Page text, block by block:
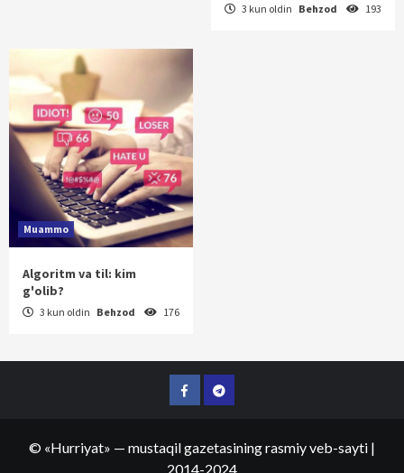
3 kun oldin Behzod 193
Muammo
Algoritm va til: kim
g'olib?
3 kun oldin Behzod 176
FacebookTelegram
© «Hurriyat» — mustaqil gazetasining rasmiy veb-sayti |
2014-2024